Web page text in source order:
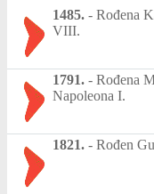
1485. - Rođena
VIII.
1791. - Rođena
Napoleona I.
1821. - Rođen